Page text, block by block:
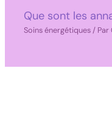
Que sont les
Soins énergétiques / Par